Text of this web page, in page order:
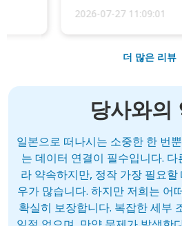
2026-07-27 11:09:01
더 많은 리뷰
당사와의
일본으로 떠나시는 소중한 한 번
는 데이터 연결이 필수입니다.
라 약속하지만, 정작 가장 필요
우가 많습니다. 하지만 저희는 어
확실히 보장합니다. 복잡한 세부